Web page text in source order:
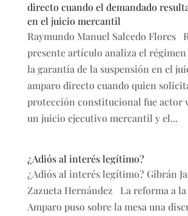
directo cuando el demandado
en el juicio mercantil
Raymundo Manuel Salcedo Flores
presente artículo analiza el
la garantía de la suspensión en el
amparo directo cuando quien
protección constitucional fue actor
un juicio ejecutivo mercantil y el...
¿Adiós al interés legítimo?
¿Adiós al interés legítimo? Gibrán
Zazueta Hernández La reforma a la
Amparo puso sobre la mesa una